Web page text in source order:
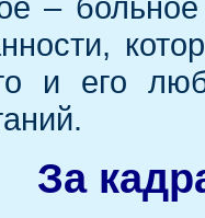
–
и его
За